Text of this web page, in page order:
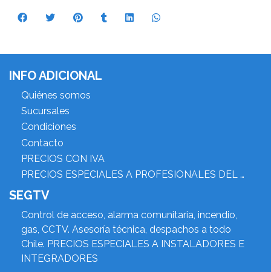
INFO ADICIONAL
Quiénes somos
Sucursales
Condiciones
Contacto
PRECIOS CON IVA
PRECIOS ESPECIALES A PROFESIONALES DEL RUBRO
SEGTV
Control de acceso, alarma comunitaria, incendio,
gas, CCTV. Asesoría técnica, despachos a todo
Chile. PRECIOS ESPECIALES A INSTALADORES E
INTEGRADORES